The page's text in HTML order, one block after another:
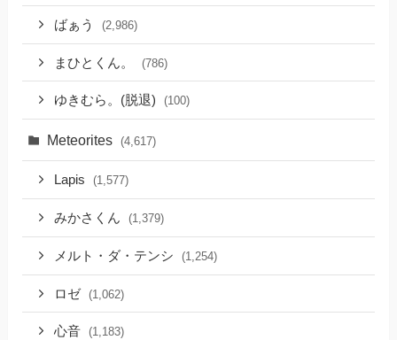
ばぁう (2,986)
まひとくん。 (786)
ゆきむら。(脱退) (100)
Meteorites (4,617)
Lapis (1,577)
みかさくん (1,379)
メルト・ダ・テンシ (1,254)
ロゼ (1,062)
心音 (1,183)